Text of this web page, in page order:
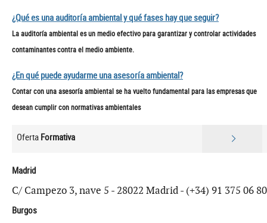
¿Qué es una auditoría ambiental y qué fases hay que seguir?
La auditoría ambiental es un medio efectivo para garantizar y controlar actividades
contaminantes contra el medio ambiente.
¿En qué puede ayudarme una asesoría ambiental?
Contar con una asesoría ambiental se ha vuelto fundamental para las empresas que
desean cumplir con normativas ambientales
Oferta Formativa
Madrid
C/ Campezo 3, nave 5 - 28022 Madrid - (+34) 91 375 06 80
Burgos